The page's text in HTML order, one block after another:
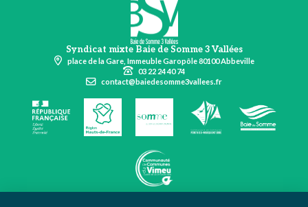
Syndicat mixte Baie de Somme 3 Vallées
place de la Gare, Immeuble Garopôle 80100 Abbeville
03 22 24 40 74
contact@baiedesomme3vallees.fr